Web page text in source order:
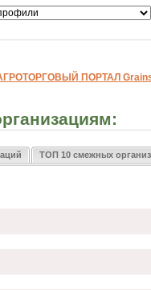
ПОРТАЛ
ТОП 10 смежных